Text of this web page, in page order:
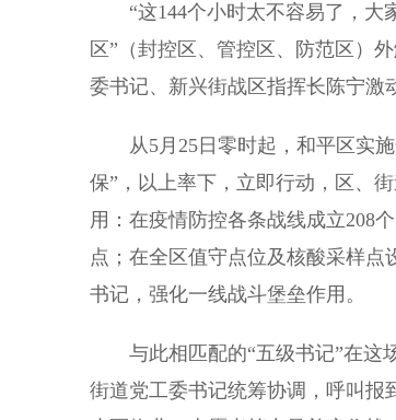
“这144个小时太不容易了，大家
区”（封控区、管控区、防范区）
委书记、新兴街战区指挥长陈宁激
从5月25日零时起，和平区实施
保”，以上率下，立即行动，区、
用：在疫情防控各条战线成立208
点；在全区值守点位及核酸采样点
书记，强化一线战斗堡垒作用。
与此相匹配的“五级书记”在这场
街道党工委书记统筹协调，呼叫报